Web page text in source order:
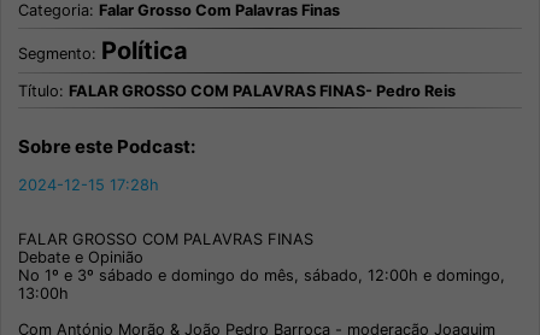
Categoria: Falar Grosso Com Palavras Finas
Segmento: Política
Título: FALAR GROSSO COM PALAVRAS FINAS- Pedro Reis
Sobre este Podcast:
2024-12-15 17:28h
FALAR GROSSO COM PALAVRAS FINAS
Debate e Opinião
No 1º e 3º sábado e domingo do mês, sábado, 12:00h e domingo,
13:00h
Com António Morão & João Pedro Barroca - moderação Joaquim